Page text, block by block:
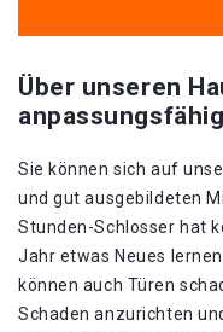
Über unseren
Sie können sich auf
und gut ausgebildeten
Stunden-Schlosser hat
Jahr etwas Neues
können auch Türen
Schaden anzurichten